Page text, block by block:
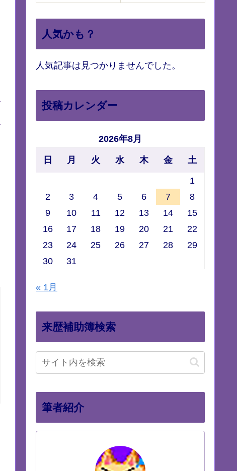
人気かも？
人気記事は見つかりませんでした。
投稿カレンダー
2026年8月
日 月 火 水 木 金 土
1
2
3 4 5 6 7
8
9
10 11 12 13 14
15
16
17 18 19 20 21
22
23
24 25 26 27 28
29
30
31
« 1月
来歴補助簿検索
筆者紹介